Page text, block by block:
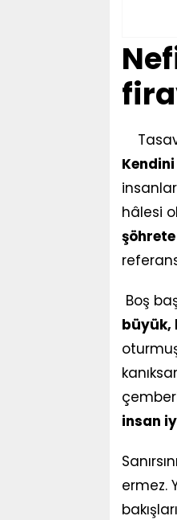
hâlesi
Boş
büyük,
insan
ermez.